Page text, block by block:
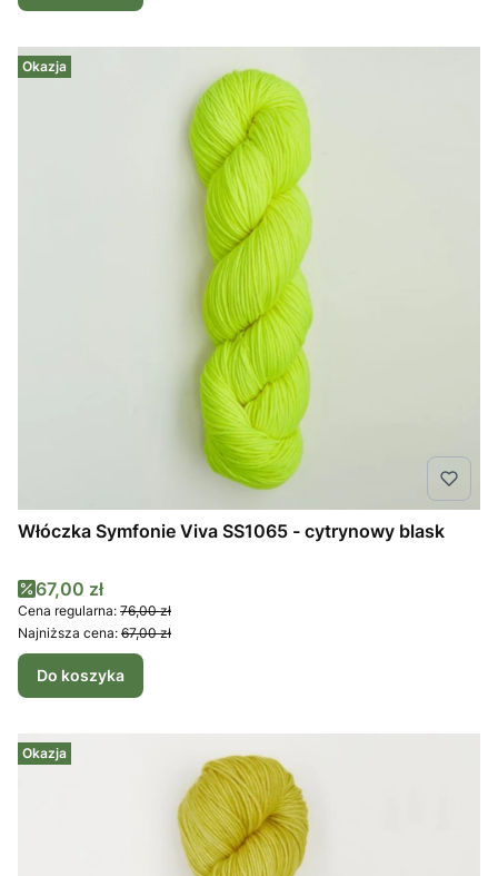
Okazja
Włóczka Symfonie Viva SS1065 - cytrynowy blask
Cena promocyjna
67,00 zł
Cena regularna: 76,00 zł
Najniższa cena: 67,00 zł
Do koszyka
Okazja